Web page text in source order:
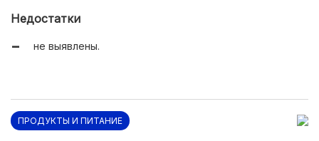
Недостатки
не выявлены.
ПРОДУКТЫ И ПИТАНИЕ